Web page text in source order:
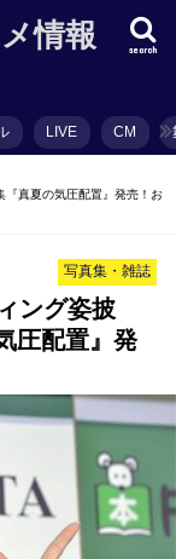
情報
search
LIVE CM
真夏の気圧配置』発売！お
写真集・雑誌
ング姿披
圧配置』発